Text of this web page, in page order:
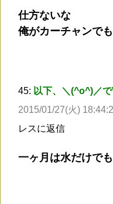
仕方ないな
俺がカーチャンで
45: 以下、＼(^o^)／
2015/01/27(火)
レスに返信
一ヶ月は水だけで